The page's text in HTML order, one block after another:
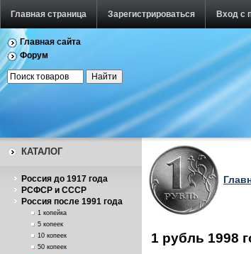
Главная страница Зарегистрироваться Вход с
Главная сайта
Форум
КАТАЛОГ
Россия до 1917 года
РСФСР и СССР
Россия после 1991 года
1 копейка
5 копеек
10 копеек
50 копеек
1 рубль 1998